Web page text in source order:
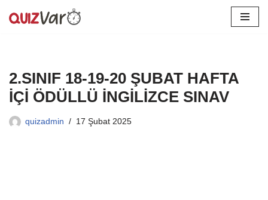
2.SINIF 18-19-20 ŞUBAT HAFTA
İÇİ ÖDÜLLÜ İNGİLİZCE SINAV
quizadmin 17 Şubat 2025